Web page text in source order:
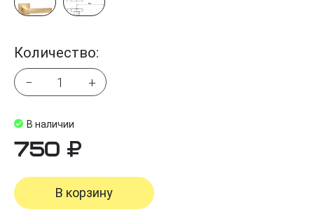
Количество:
− +
В наличии
750
В корзину